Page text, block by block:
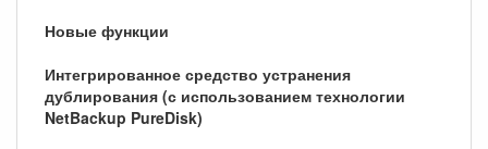
Новые функции
Интегрированное средство устранения
дублирования (с использованием технологии
NetBackup PureDisk)